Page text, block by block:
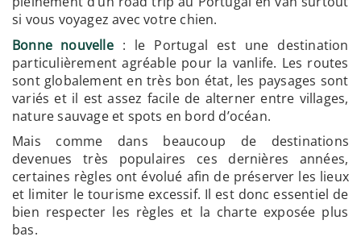
si vous voyagez avec votre chien.
Bonne nouvelle: le Portugal est une destination
particulièrement agréable pour la vanlife. Les routes
sont globalement en très bon état, les paysages sont
variés et il est assez facile de alterner entre villages,
nature sauvage et spots en bord d’océan.
Mais comme dans beaucoup de destinations
devenues très populaires ces dernières années,
certaines règles ont évolué afin de préserver les lieux
et limiter le tourisme excessif. Il est donc essentiel de
bien respecter les règles et la charte exposée plus
bas.